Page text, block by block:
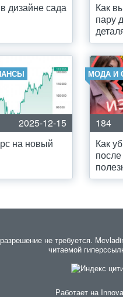
дизайне сада
Как
пару
2025-12-15
на новый
МОДА И
184
Как
не требуется.
читаемой
Работает на